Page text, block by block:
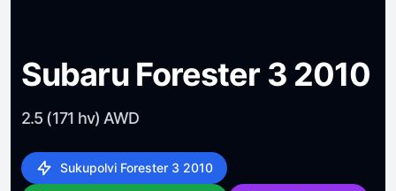
Subaru Forester 3 2010
2.5 (171 hv) AWD
Sukupolvi Forester 3 2010